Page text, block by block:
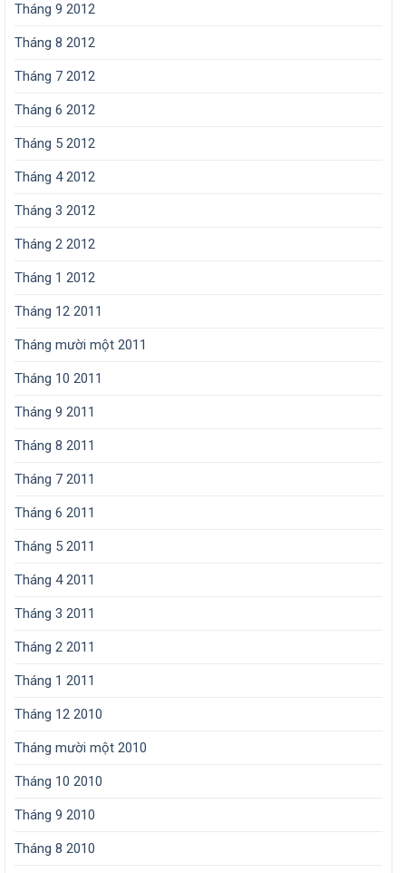
Tháng 9 2012
Tháng 8 2012
Tháng 7 2012
Tháng 6 2012
Tháng 5 2012
Tháng 4 2012
Tháng 3 2012
Tháng 2 2012
Tháng 1 2012
Tháng 12 2011
Tháng mười một 2011
Tháng 10 2011
Tháng 9 2011
Tháng 8 2011
Tháng 7 2011
Tháng 6 2011
Tháng 5 2011
Tháng 4 2011
Tháng 3 2011
Tháng 2 2011
Tháng 1 2011
Tháng 12 2010
Tháng mười một 2010
Tháng 10 2010
Tháng 9 2010
Tháng 8 2010